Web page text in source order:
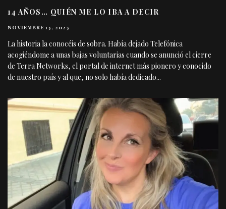
14 AÑOS… QUIÉN ME LO IBA A DECIR
NOVIEMBRE 13, 2023
La historia la conocéis de sobra. Había dejado Telefónica
acogiéndome a unas bajas voluntarias cuando se anunció el cierre
de Terra Networks, el portal de internet más pionero y conocido
de nuestro país y al que, no solo había dedicado...